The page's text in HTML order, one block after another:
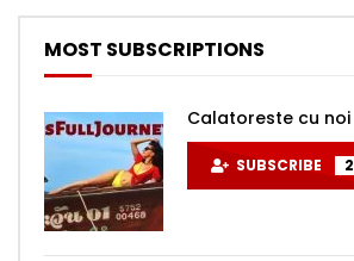
MOST SUBSCRIPTIONS
Calatoreste cu noi
SUBSCRIBE 2